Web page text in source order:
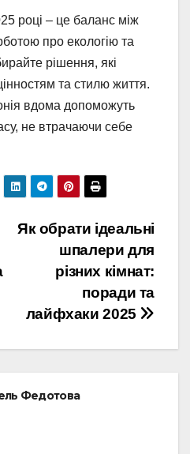
році – це баланс між
про екологію та
рішення, які
та стилю життя.
вдома допоможуть
не втрачаючи себе
Як обрати ідеальні
шпалери для
різних кімнат:
поради та
лайфхаки 2025
Федотова